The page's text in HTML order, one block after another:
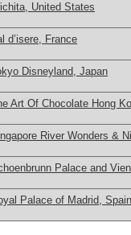
United States
d’isere, France
Disneyland, Japan
Art Of Chocolate Hong
River Wonders &
Palace and
Palace of Madrid, Spain